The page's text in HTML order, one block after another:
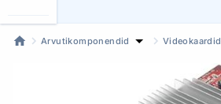
Arvutikomponendid Videokaardid